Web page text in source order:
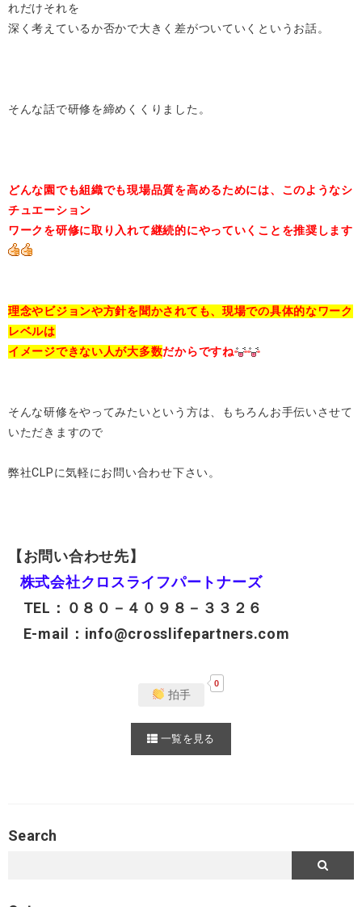
れだけそれを
深く考えているか否かで大きく差がついていくというお話。
そんな話で研修を締めくくりました。
どんな園でも組織でも現場品質を高めるためには、このようなシ
チュエーション
ワークを研修に取り入れて継続的にやっていくことを推奨します
理念やビジョンや方針を聞かされても、現場での具体的なワーク
レベルは
イメージできない人が大多数だからですね
そんな研修をやってみたいという方は、もちろんお手伝いさせて
いただきますので
弊社CLPに気軽にお問い合わせ下さい。
【お問い合わせ先】
株式会社クロスライフパートナーズ
TEL：０８０－４０９８－３３２６
E-mail：info@crosslifepartners.com
拍手
0
一覧を見る
Search